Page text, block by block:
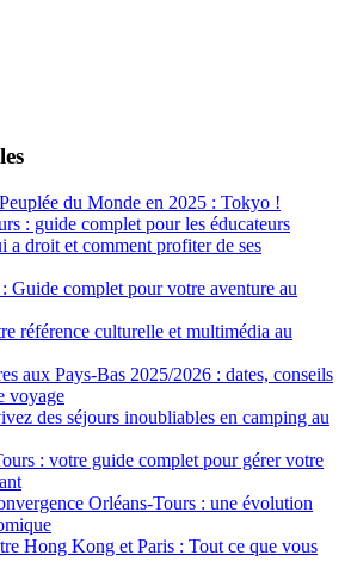
du Monde en 2025 : Tokyo !
: guide complet pour les éducateurs
a droit et comment profiter de ses
Guide complet pour votre aventure au
référence culturelle et multimédia au
aux Pays-Bas 2025/2026 : dates, conseils
voyage
des séjours inoubliables en camping au
: votre guide complet pour gérer votre
Orléans-Tours : une évolution
Hong Kong et Paris : Tout ce que vous